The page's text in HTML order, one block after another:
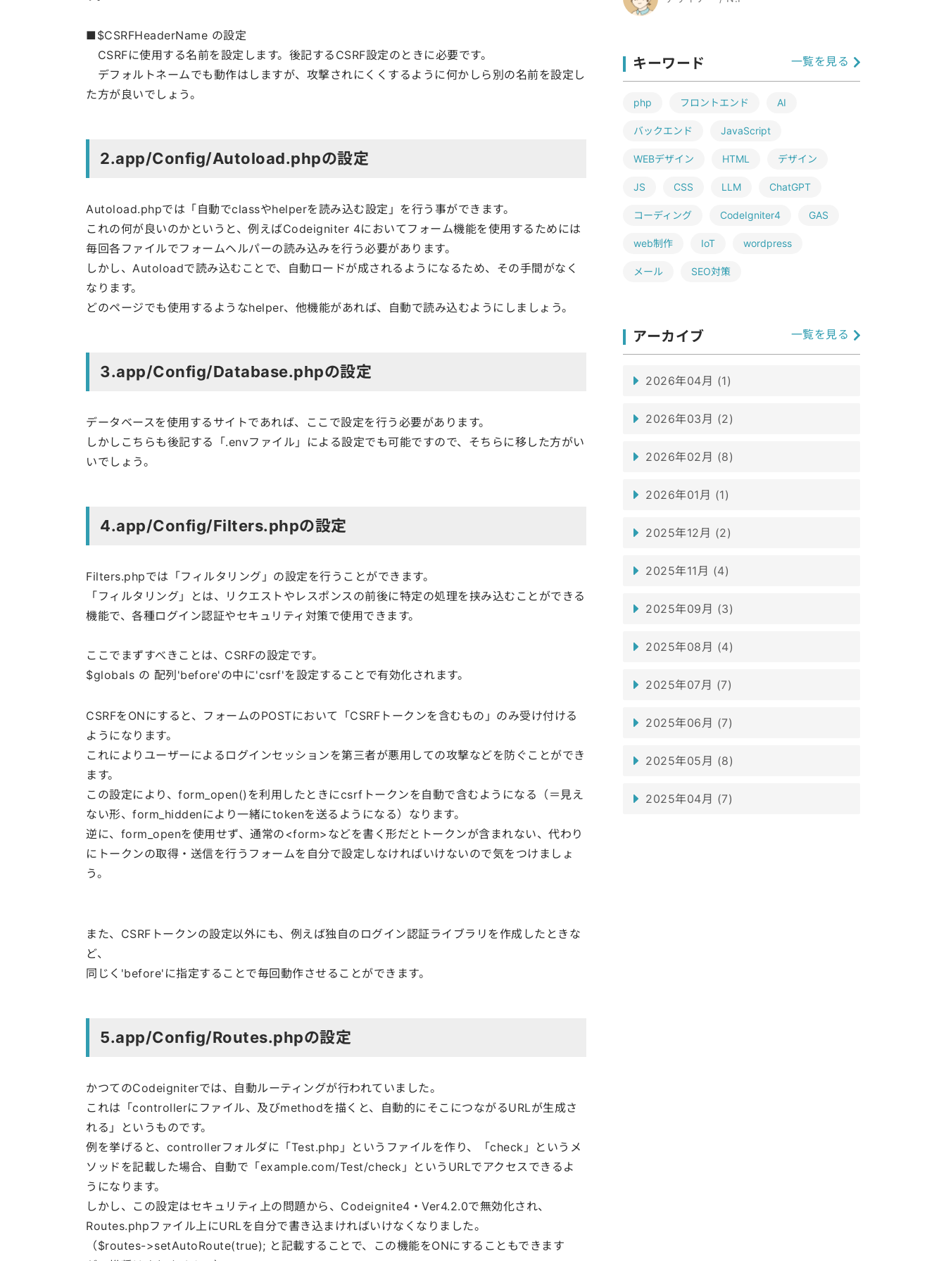
■$CSRFHeaderName の設定
CSRFに使用する名前を設定します。後記するCSRF設定のときに必要です。
デフォルトネームでも動作はしますが、攻撃されにくくするように何かしら別の名前を設定し
た方が良いでしょう。
2.app/Config/Autoload.phpの設定
Autoload.phpでは「自動でclassやhelperを読み込む設定」を行う事ができます。
これの何が良いのかというと、例えばCodeigniter 4においてフォーム機能を使用するためには
毎回各ファイルでフォームヘルパーの読み込みを行う必要があります。
しかし、Autoloadで読み込むことで、自動ロードが成されるようになるため、その手間がなく
なります。
どのページでも使用するようなhelper、他機能があれば、自動で読み込むようにしましょう。
3.app/Config/Database.phpの設定
データベースを使用するサイトであれば、ここで設定を行う必要があります。
しかしこちらも後記する「.envファイル」による設定でも可能ですので、そちらに移した方がい
いでしょう。
4.app/Config/Filters.phpの設定
Filters.phpでは「フィルタリング」の設定を行うことができます。
「フィルタリング」とは、リクエストやレスポンスの前後に特定の処理を挟み込むことができる
機能で、各種ログイン認証やセキュリティ対策で使用できます。
ここでまずすべきことは、CSRFの設定です。
$globals の 配列'before'の中に'csrf'を設定することで有効化されます。
CSRFをONにすると、フォームのPOSTにおいて「CSRFトークンを含むもの」のみ受け付ける
ようになります。
これによりユーザーによるログインセッションを第三者が悪用しての攻撃などを防ぐことができ
ます。
この設定により、form_open()を利用したときにcsrfトークンを自動で含むようになる（＝見え
ない形、form_hiddenにより一緒にtokenを送るようになる）なります。
逆に、form_openを使用せず、通常の<form>などを書く形だとトークンが含まれない、代わり
にトークンの取得・送信を行うフォームを自分で設定しなければいけないので気をつけましょ
う。
また、CSRFトークンの設定以外にも、例えば独自のログイン認証ライブラリを作成したときな
ど、
同じく'before'に指定することで毎回動作させることができます。
5.app/Config/Routes.phpの設定
かつてのCodeigniterでは、自動ルーティングが行われていました。
これは「controllerにファイル、及びmethodを描くと、自動的にそこにつながるURLが生成さ
れる」というものです。
例を挙げると、controllerフォルダに「Test.php」というファイルを作り、「check」というメ
ソッドを記載した場合、自動で「example.com/Test/check」というURLでアクセスできるよ
うになります。
しかし、この設定はセキュリティ上の問題から、Codeignite4・Ver4.2.0で無効化され、
Routes.phpファイル上にURLを自分で書き込まければいけなくなりました。
（$routes->setAutoRoute(true); と記載することで、この機能をONにすることもできます
キーワード
php フロントエンド AI
バックエンド JavaScript
WEBデザイン HTML デザイン
JS CSS LLM ChatGPT
コーディング CodeIgniter4 GAS
web制作 IoT wordpress
メール SEO対策
一覧を見る
アーカイブ
2026年04月 (1)
2026年03月 (2)
2026年02月 (8)
2026年01月 (1)
2025年12月 (2)
2025年11月 (4)
2025年09月 (3)
2025年08月 (4)
2025年07月 (7)
2025年06月 (7)
2025年05月 (8)
2025年04月 (7)
一覧を見る